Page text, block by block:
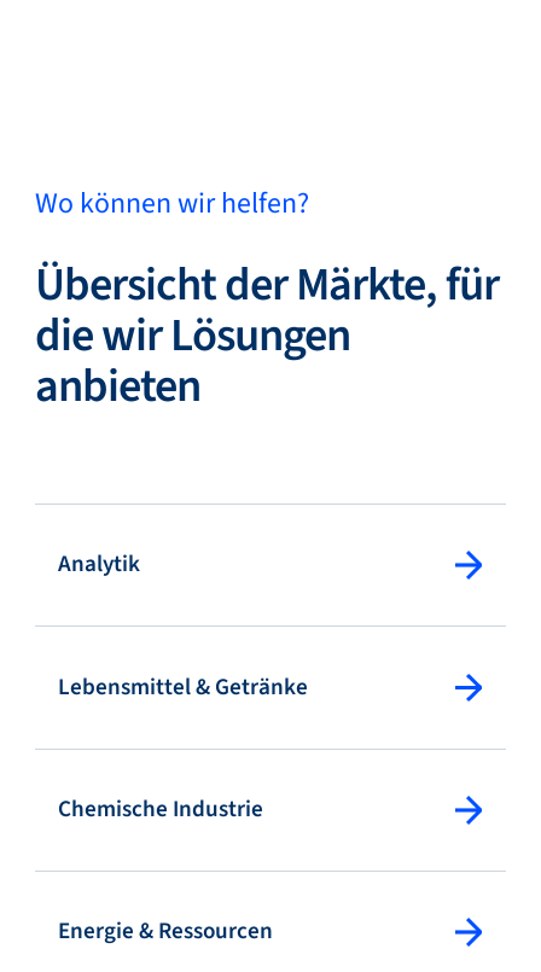
Zurück
Suche... DE
Produkte
Märkte
Service & Support
Wo können wir helfen?
Übersicht der Märkte, für
die wir Lösungen
anbieten
Analytik
Lebensmittel & Getränke
Chemische Industrie
Energie & Ressourcen